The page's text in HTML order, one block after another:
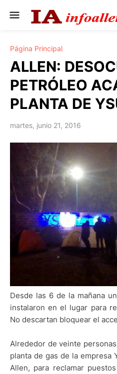
Página Principal
ALLEN:
PETRÓLEO
PLANTA DE
martes, junio 21, 2016
Desde las 6 de la mañana
instalaron en el lugar para
No descartan bloquear el
Alrededor de veinte
planta de gas de la empresa
Allen, para reclamar